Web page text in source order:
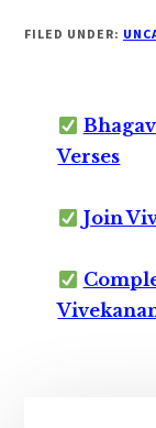
FILED UNDER:
Verses
Join